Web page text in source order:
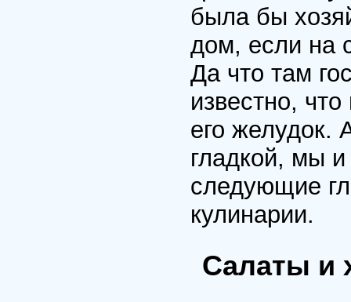
была бы
дом, если на
Да что там
известно,
его желудок.
гладкой, мы
следующие
кулинарии.
Салаты и